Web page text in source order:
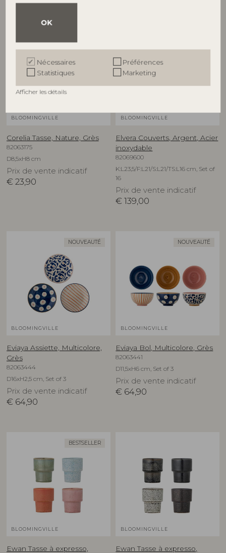
OK
Nécessaires
Préférences
Statistiques
Marketing
Afficher les détails
BLOOMINGVILLE
Corelia Tasse, Nature, Grès
82063175
D8,5xH8 cm
Prix de vente indicatif
€ 23,90
BLOOMINGVILLE
Elvera Couverts, Argent, Acier
inoxydable
82069600
K:L23,5/F:L21/S:L21/TS:L16 cm, Set of
16
Prix de vente indicatif
€ 139,00
NOUVEAUTÉ
BLOOMINGVILLE
Eviaya Assiette, Multicolore,
Grès
82063444
D16xH2,5 cm, Set of 3
Prix de vente indicatif
€ 64,90
NOUVEAUTÉ
BLOOMINGVILLE
Eviaya Bol, Multicolore, Grès
82063441
D11,5xH6 cm, Set of 3
Prix de vente indicatif
€ 64,90
BESTSELLER
BLOOMINGVILLE
Ewan Tasse à expresso,
BLOOMINGVILLE
Ewan Tasse à expresso,